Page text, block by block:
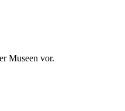
Museen vor.